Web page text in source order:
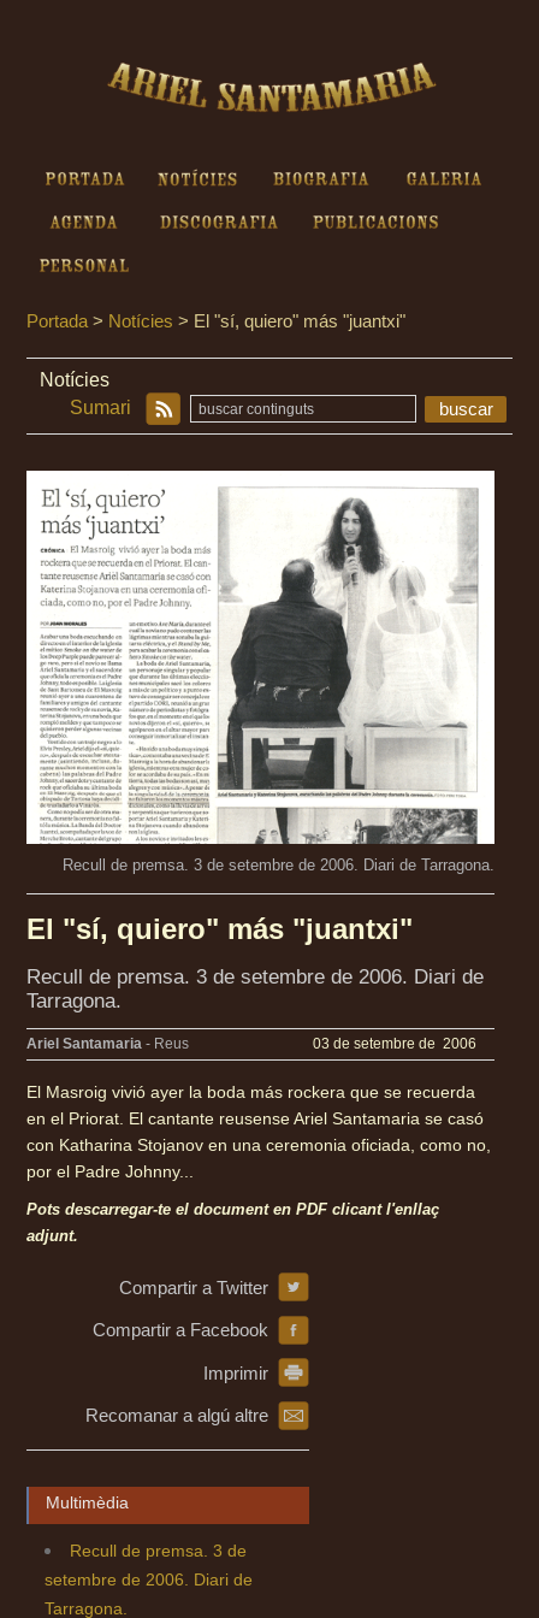
Portada Notícies Biografia Galeria
Agenda Discografia Publicacions
Personal
Portada > Notícies > El "sí, quiero" más "juantxi"
Notícies
Sumari
buscar
Recull de premsa. 3 de setembre de 2006. Diari de Tarragona.
El "sí, quiero" más "juantxi"
Recull de premsa. 3 de setembre de 2006. Diari de
Tarragona.
Ariel Santamaria - Reus 03 de setembre de 2006
El Masroig vivió ayer la boda más rockera que se recuerda
en el Priorat. El cantante reusense Ariel Santamaria se casó
con Katharina Stojanov en una ceremonia oficiada, como no,
por el Padre Johnny...
Pots descarregar-te el document en PDF clicant l'enllaç
adjunt.
Compartir a Twitter
Compartir a Facebook
Imprimir
Recomanar a algú altre
Multimèdia
Recull de premsa. 3 de
setembre de 2006. Diari de
Tarragona.